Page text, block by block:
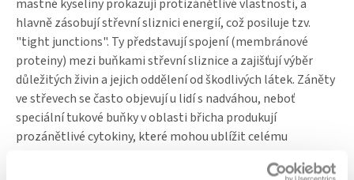
hodnoty
na 5 g (= 1
odměrková
lžíce)
15 g
Fruktooligosacharidy (FOS) 1.8 g
5.3 g
Galaktooligosacharidový prášek (GOS)
1.8 g 5.4 g
Z toho Galaktooligosacharidy (GOS) 1.3 g
3.0 g
mastné kyseliny prokazují protizánětlivé vlastnosti, a
hlavně zásobují střevní sliznici energií, což posiluje tzv.
"tight junctions". Ty představují spojení (membránové
proteiny) mezi buňkami střevní sliznice a zajišťují výběr
důležitých živin a jejich oddělení od škodlivých látek. Záněty
ve střevech se často objevují u lidí s nadváhou, neboť
speciální tukové buňky v oblasti břicha produkují
prozánětlivé cytokiny, které mohou ublížit celému